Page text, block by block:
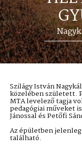
Szilágy István
közelében született.
MTA levelező tagja
pedagógiai műveket
Jánossal és Petőfi
Az épületben
található.